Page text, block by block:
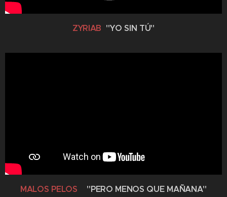
ZYRIAB "YO SIN TÚ"
MALOS PELOS "PERO MENOS QUE MAÑANA"